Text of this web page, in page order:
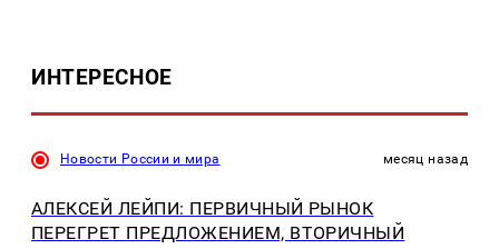
ИНТЕРЕСНОЕ
Новости России и мира месяц назад
АЛЕКСЕЙ ЛЕЙПИ: ПЕРВИЧНЫЙ РЫНОК
ПЕРЕГРЕТ ПРЕДЛОЖЕНИЕМ, ВТОРИЧНЫЙ